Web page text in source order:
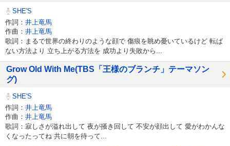
SHE'S
作詞： 井上竜馬
作曲： 井上竜馬
歌詞：まるで世界の終わりのような顔で 傷痕を眺め憂いているけど 転ば
ない方法より 立ち上がる方法を 成功より失敗から...
Grow Old With Me(TBS「王様のブランチ」テーマソン
グ)
SHE'S
作詞： 井上竜馬
作曲： 井上竜馬
歌詞：寂しさが溢れ出して 夜が掻き回して 不安が顔出して 愛がわかんな
くなったってね 共に朝を待って...